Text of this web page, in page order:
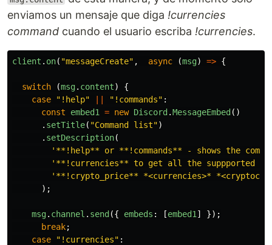
enviamos un mensaje que diga !currencies
command cuando el usuario escriba !currencies.
client . on( "messageCreate" , async (msg) => {
switch (msg. content)
{
case
" !help" " !commands" :
const
embed1 = new Discord .MessageEmbed ()
. setTitle( "Command list")
. setDescription(
' **!help** or **!commands** - shows the
' **!currencies** to get all the suppported
' **!crypto_price** *<currencies>*
);
msg. channel . send ({ embeds : [embed1 ]
});
break;
case
" !currencies" :